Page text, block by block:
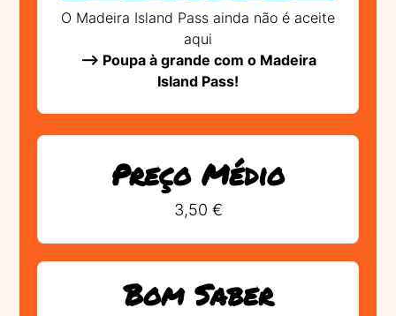
O Madeira Island Pass ainda não é aceite
aqui
--> Poupa à grande com o Madeira
Island Pass!
Preço Médio
3,50 €
Bom Saber